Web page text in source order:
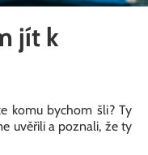
jít k
komu bychom šli? Ty
uvěřili a poznali, že ty